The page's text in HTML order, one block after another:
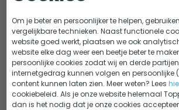
Octoo 420
Octoo 500
Octoo 625
Oblong 4,60
x 8,10
Quatroo
x 3,50
Quatroo
x 6,60
Quatroo
x 8,20
19,95
18,95
Winterdrijver
5,95
5,65
Om je beter en persoonlijker te helpen,
vergelijkbare technieken. Naast functionele
website goed werkt, plaatsen we ook
website elke dag weer een beetje beter te
persoonlijke cookies zodat wij en derde
internetgedrag kunnen volgen en persoonlijke
content kunnen laten zien. Meer weten? Lees
cookiebeleid. Als je onze website helemaal
dan is het nodig dat je onze cookies